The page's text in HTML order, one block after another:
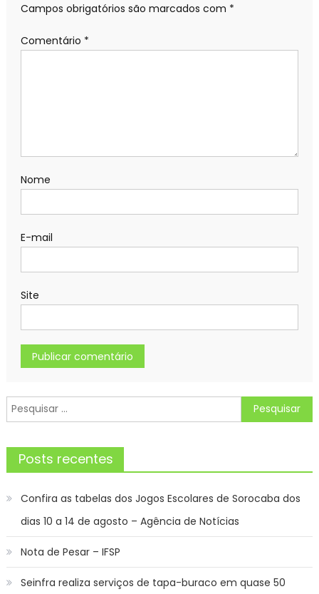
Campos obrigatórios são marcados com *
Comentário *
Nome
E-mail
Site
Pesquisar
por:
Posts recentes
Confira as tabelas dos Jogos Escolares de Sorocaba dos
dias 10 a 14 de agosto – Agência de Notícias
Nota de Pesar – IFSP
Seinfra realiza serviços de tapa-buraco em quase 50